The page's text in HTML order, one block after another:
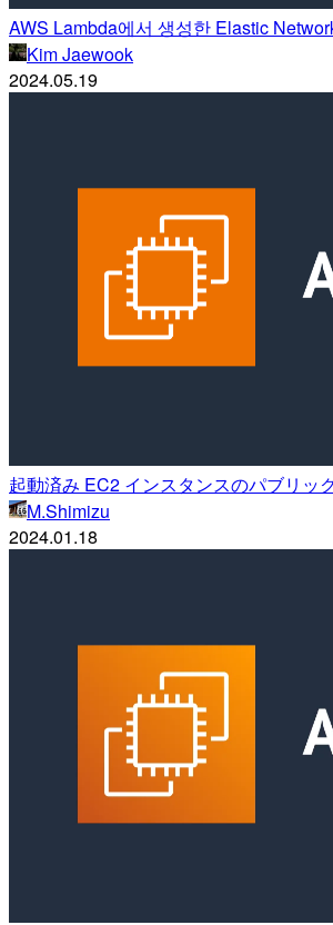
AWS Lambda에서 생성한 Elastic
Kim Jaewook
2024.05.19
起動済み EC2 インスタンスのパブリッ
M.Shimizu
2024.01.18